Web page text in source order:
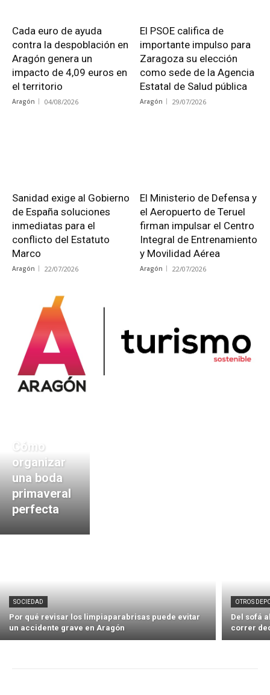
Cada euro de ayuda
contra la despoblación en
Aragón genera un
impacto de 4,09 euros en
el territorio
Aragón 04/08/2026
El PSOE califica de
importante impulso para
Zaragoza su elección
como sede de la Agencia
Estatal de Salud pública
Aragón 29/07/2026
Sanidad exige al Gobierno
de España soluciones
inmediatas para el
conflicto del Estatuto
Marco
Aragón 22/07/2026
El Ministerio de Defensa y
el Aeropuerto de Teruel
firman impulsar el Centro
Integral de Entrenamiento
y Movilidad Aérea
Aragón 22/07/2026
Cómo
organizar
una boda
primaveral
perfecta
SOCIEDAD
Por qué revisar los limpiaparabrisas puede evitar
un accidente grave en Aragón
OTROS
Del sofá
correr